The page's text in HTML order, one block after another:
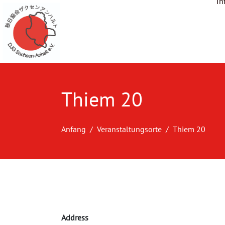
Thiem 20
Anfang Veranstaltungsorte Thiem 20
Address